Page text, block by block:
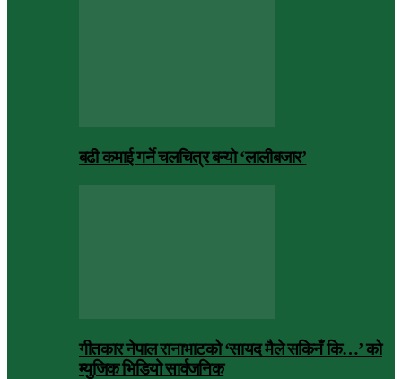
बढी कमाई गर्ने चलचित्र बन्यो ‘लालीबजार’
गीतकार नेपाल रानाभाटको ‘सायद मैले सकिनँ कि…’ को
म्युजिक भिडियो सार्वजनिक